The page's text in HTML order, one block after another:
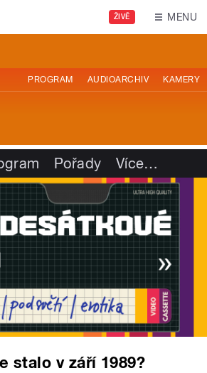
ŽIVĚ MENU
PROGRAM AUDIOARCHIV KAMERY
Pořady Více…
stalo v září 1989?